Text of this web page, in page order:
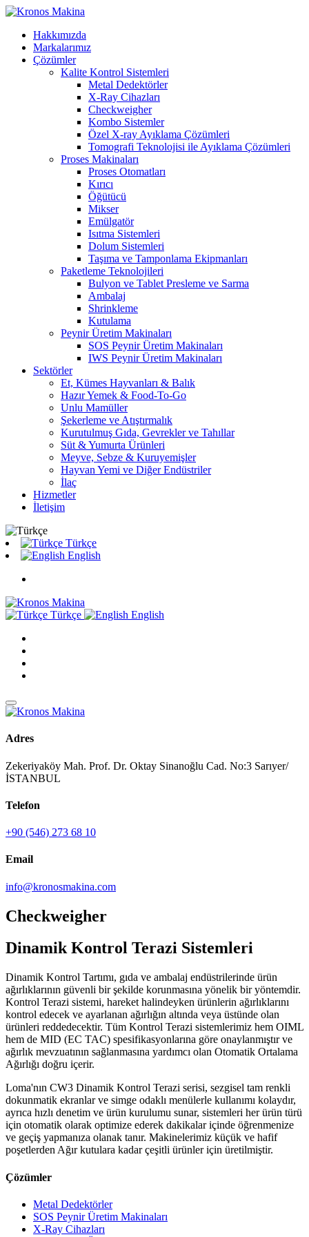
Hakkımızda
Markalarımız
Çözümler
Kalite Kontrol Sistemleri
Metal Dedektörler
X-Ray Cihazları
Checkweigher
Kombo Sistemler
Özel X-ray Ayıklama Çözümleri
Tomografi Teknolojisi ile Ayıklama Çözümleri
Proses Makinaları
Proses Otomatları
Kırıcı
Öğütücü
Mikser
Emülgatör
Isıtma Sistemleri
Dolum Sistemleri
Taşıma ve Tamponlama Ekipmanları
Paketleme Teknolojileri
Bulyon ve Tablet Presleme ve Sarma
Ambalaj
Shrinkleme
Kutulama
Peynir Üretim Makinaları
SOS Peynir Üretim Makinaları
IWS Peynir Üretim Makinaları
Sektörler
Et, Kümes Hayvanları & Balık
Hazır Yemek & Food-To-Go
Unlu Mamüller
Şekerleme ve Atıştırmalık
Kurutulmuş Gıda, Gevrekler ve Tahıllar
Süt & Yumurta Ürünleri
Meyve, Sebze & Kuruyemişler
Hayvan Yemi ve Diğer Endüstriler
İlaç
Hizmetler
İletişim
Türkçe
English
Türkçe English
Adres
Zekeriyaköy Mah. Prof. Dr. Oktay Sinanoğlu Cad. No:3 Sarıyer/
İSTANBUL
Telefon
+90 (546) 273 68 10
Email
info@kronosmakina.com
Checkweigher
Dinamik Kontrol Terazi Sistemleri
Dinamik Kontrol Tartımı, gıda ve ambalaj endüstrilerinde ürün
ağırlıklarının güvenli bir şekilde korunmasına yönelik bir yöntemdir.
Kontrol Terazi sistemi, hareket halindeyken ürünlerin ağırlıklarını
kontrol edecek ve ayarlanan ağırlığın altında veya üstünde olan
ürünleri reddedecektir. Tüm Kontrol Terazi sistemlerimiz hem OIML
hem de MID (EC TAC) spesifikasyonlarına göre onaylanmıştır ve
ağırlık mevzuatının sağlanmasına yardımcı olan Otomatik Ortalama
Ağırlığı doğru içerir.
Loma'nın CW3 Dinamik Kontrol Terazi serisi, sezgisel tam renkli
dokunmatik ekranlar ve simge odaklı menülerle kullanımı kolaydır,
ayrıca hızlı denetim ve ürün kurulumu sunar, sistemleri her ürün türü
için otomatik olarak optimize ederek dakikalar içinde öğrenmenize
ve geçiş yapmanıza olanak tanır. Makinelerimiz küçük ve hafif
poşetlerden Ağır kutulara kadar çeşitli ürünler için üretilmiştir.
Çözümler
Metal Dedektörler
SOS Peynir Üretim Makinaları
X-Ray Cihazları